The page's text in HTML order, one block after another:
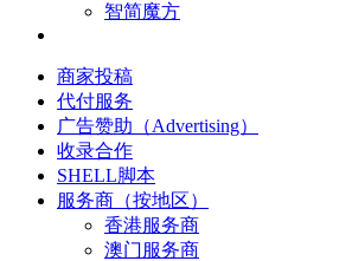
智简魔方
商家投稿
代付服务
广告赞助（Advertising）
收录合作
SHELL脚本
服务商（按地区）
香港服务商
澳门服务商